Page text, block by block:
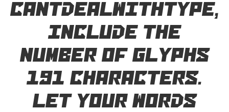
cantdealwithtype,
include the
number of glyphs
191 characters.
Let your words